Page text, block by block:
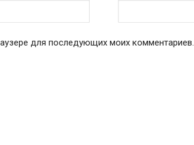
для последующих моих комментариев.